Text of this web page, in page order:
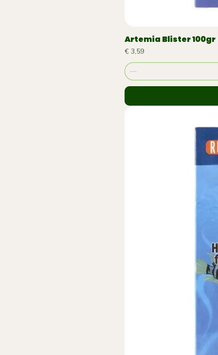
Artemia Blister 100gr
Prijs
€ 3,59